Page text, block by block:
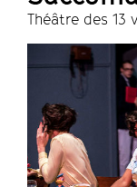
Théâtre des 13